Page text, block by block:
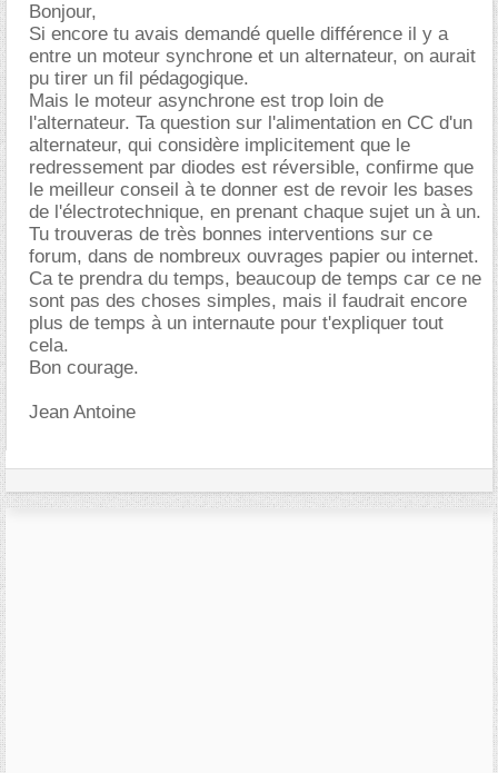
Bonjour,
Si encore tu avais demandé quelle différence il y a
entre un moteur synchrone et un alternateur, on aurait
pu tirer un fil pédagogique.
Mais le moteur asynchrone est trop loin de
l'alternateur. Ta question sur l'alimentation en CC d'un
alternateur, qui considère implicitement que le
redressement par diodes est réversible, confirme que
le meilleur conseil à te donner est de revoir les bases
de l'électrotechnique, en prenant chaque sujet un à un.
Tu trouveras de très bonnes interventions sur ce
forum, dans de nombreux ouvrages papier ou internet.
Ca te prendra du temps, beaucoup de temps car ce ne
sont pas des choses simples, mais il faudrait encore
plus de temps à un internaute pour t'expliquer tout
cela.
Bon courage.
Jean Antoine